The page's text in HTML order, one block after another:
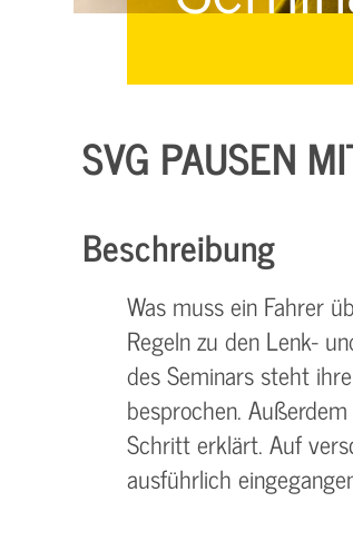
SVG PAUSEN
Beschreibung
Was muss ein Fahrer
Regeln zu den Lenk-
des Seminars steht
besprochen.
Schritt erklärt. Auf
ausführlich